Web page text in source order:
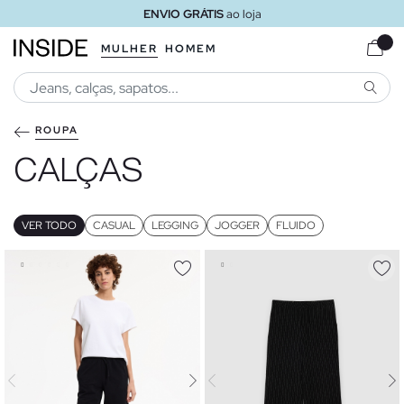
ENVIO GRÁTISao loja
MULHER HOMEM
ROUPA
CALÇAS
VER TODO CASUAL LEGGING JOGGER FLUIDO